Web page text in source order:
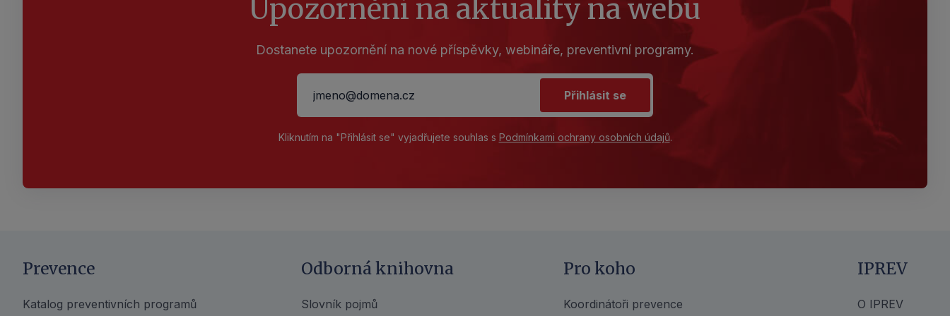
sdruženi ve svých odborných společnostech – v ČR je to např. OSPRCH (Odborná
společnost pro prevenci rizikového chování) - a průběžně se vzdělávají. Typickými
zástupci preventivních pracovníků jsou např. školní, okresní nebo krajští metodici
Upozornění na aktuality na webu
Dostanete upozornění na nové příspěvky, webináře, preventivní programy.
Přihlásit se
Kliknutím na "Přihlásit se" vyjadřujete souhlas s Podmínkami ochrany osobních údajů.
Prevence
Katalog preventivních programů
Odborná knihovna
Slovník pojmů
Pro koho
Koordinátoři prevence
IPREV
O IPREV